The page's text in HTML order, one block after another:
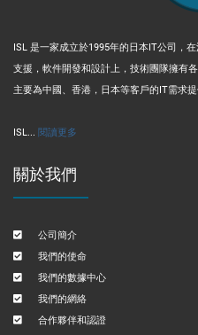
ISL 是一家成立於1995年的日本IT公司，
支援，軟件開發和設計上，技術團隊擁有
主要為中國、香港，日本等客戶的IT需求
ISL... 閱讀更多
關於我們
公司簡介
我們的使命
我們的數據中心
我們的網絡
合作夥伴和認證